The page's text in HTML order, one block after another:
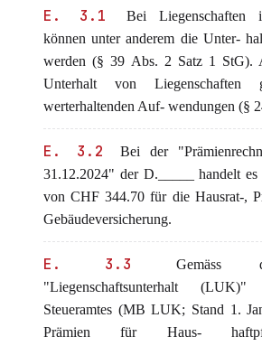
E. 3.1
Bei Liegenschaften
können unter anderem die Unter-
werden (§ 39 Abs. 2 Satz 1 StG).
Unterhalt von
werterhaltenden Auf- wendungen (§
E. 3.2
Bei der
31.12.2024" der D._____ handelt
von CHF 344.70 für die Hausrat-,
Gebäudeversicherung.
E. 3.3
Gemäss
"Liegenschaftsunterhalt
Steueramtes (MB LUK; Stand 1.
Prämien für Haus-